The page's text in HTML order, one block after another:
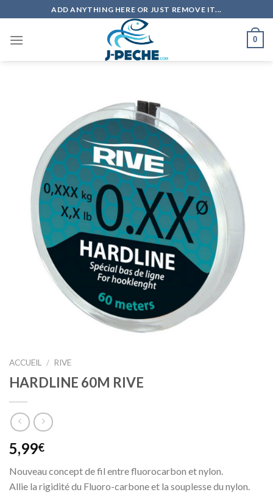
to
content
ADD ANYTHING HERE OR JUST REMOVE IT...
0
ACCUEIL / RIVE
HARDLINE 60M RIVE
5,99€
Nouveau concept de fil entre fluorocarbon et nylon.
Allie la rigidité du Fluoro-carbone et la souplesse du nylon.